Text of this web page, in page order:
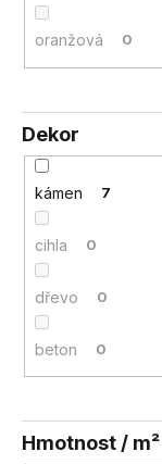
oranžová 0
Dekor
kámen 7
cihla 0
dřevo 0
beton 0
Hmotnost / m²